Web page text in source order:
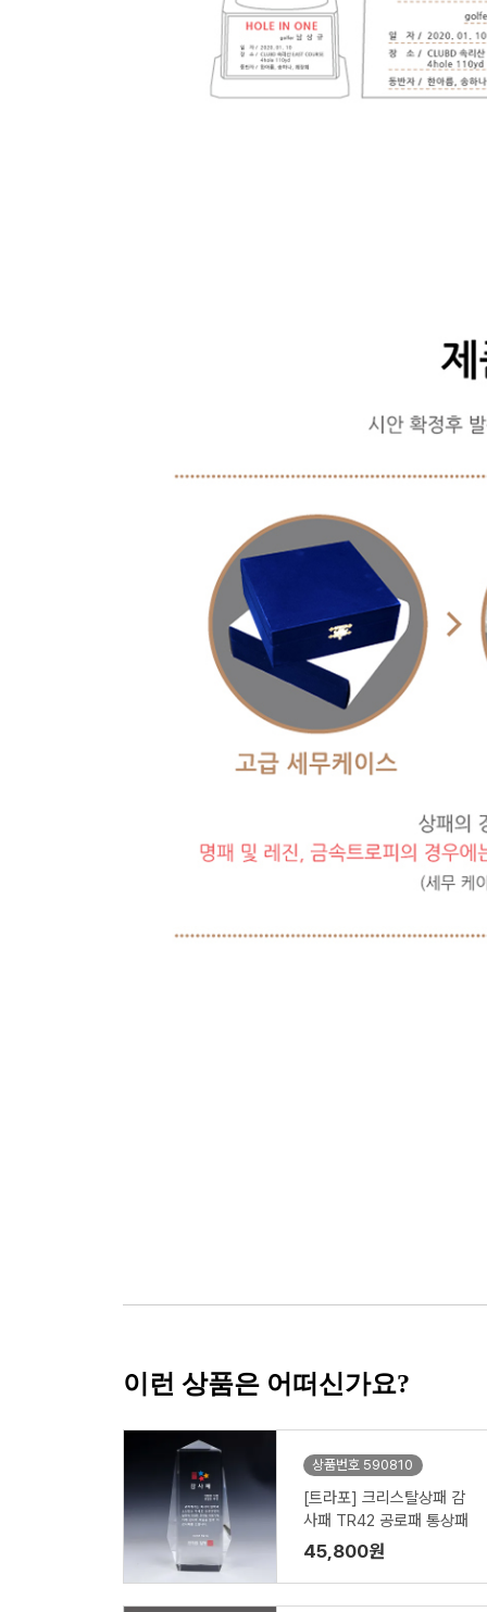
이런 상품은 어떠신가요?
상품번호 590810
[트라포] 크리스탈상패 감
사패 TR42 공로패 통상패
45,800원